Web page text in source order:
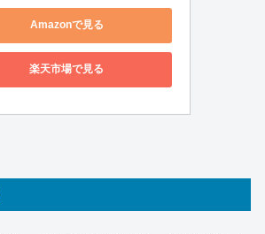
Amazonで見る
楽天市場で見る